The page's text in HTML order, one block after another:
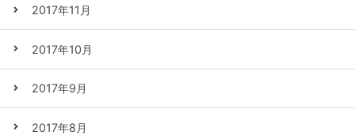
2017年11月
2017年10月
2017年9月
2017年8月